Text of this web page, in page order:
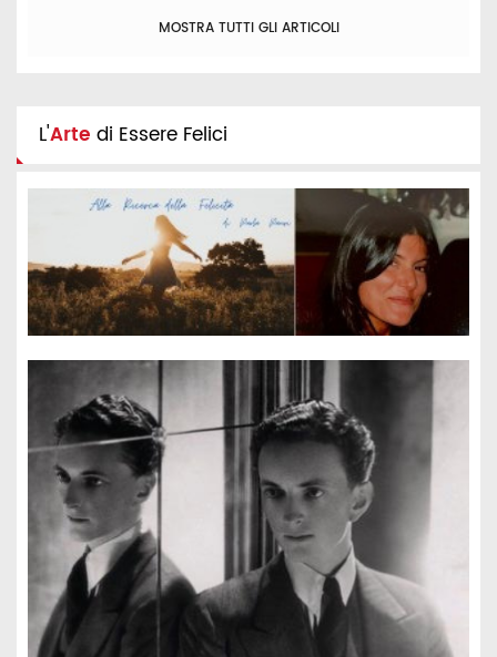
MOSTRA TUTTI GLI ARTICOLI
L'Arte di Essere Felici